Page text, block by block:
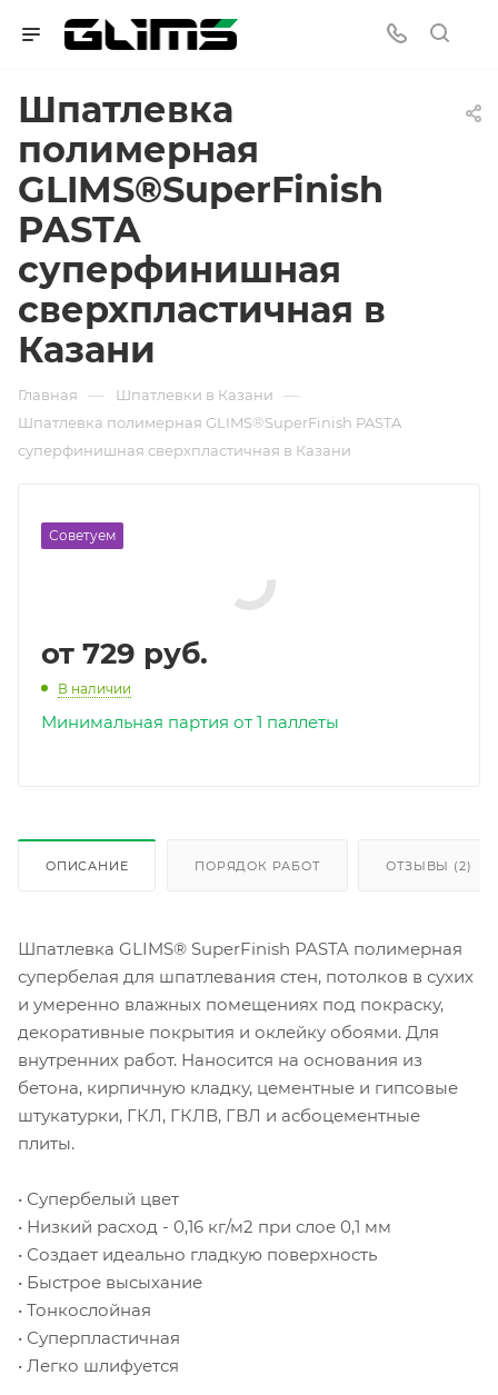
Шпатлевка
полимерная
GLIMS®SuperFinish
PASTA
суперфинишная
сверхпластичная в
Казани
Главная — Шпатлевки в Казани —
Шпатлевка полимерная GLIMS®SuperFinish PASTA
суперфинишная сверхпластичная в Казани
Советуем
от 729 руб.
В наличии
Минимальная партия от 1 паллеты
ОПИСАНИЕ ПОРЯДОК РАБОТ ОТЗЫВЫ (2)
Шпатлевка GLIMS® SuperFinish PASTA полимерная
супербелая для шпатлевания стен, потолков в сухих
и умеренно влажных помещениях под покраску,
декоративные покрытия и оклейку обоями. Для
внутренних работ. Наносится на основания из
бетона, кирпичную кладку, цементные и гипсовые
штукатурки, ГКЛ, ГКЛВ, ГВЛ и асбоцементные
плиты.
• Супербелый цвет
• Низкий расход - 0,16 кг/м2 при слое 0,1 мм
• Создает идеально гладкую поверхность
• Быстрое высыхание
• Тонкослойная
• Суперпластичная
• Легко шлифуется